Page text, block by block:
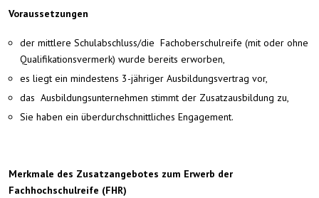
Voraussetzungen
der mittlere Schulabschluss/die Fachoberschulreife (mit oder ohne
Qualifikationsvermerk) wurde bereits erworben,
es liegt ein mindestens 3-jähriger Ausbildungsvertrag vor,
das Ausbildungsunternehmen stimmt der Zusatzausbildung zu,
Sie haben ein überdurchschnittliches Engagement.
Merkmale des Zusatzangebotes zum Erwerb der
Fachhochschulreife (FHR)